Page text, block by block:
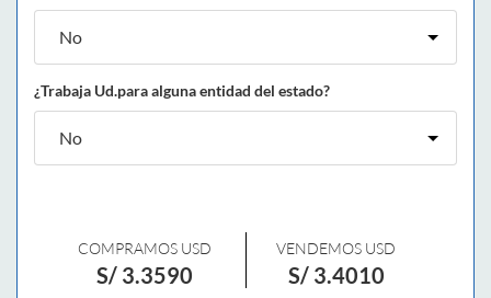
¿Trabaja Ud.para alguna entidad del estado?
COMPRAMOS USD
S/ 3.3590
VENDEMOS USD
S/ 3.4010